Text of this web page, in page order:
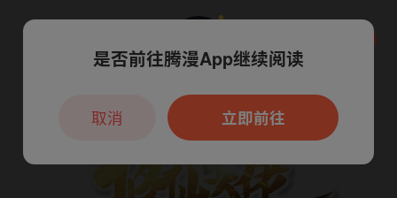
本章节仅支持App阅读，可打开App新用
户7天免费看
是否前往腾漫App继续阅读
立即前往
取消